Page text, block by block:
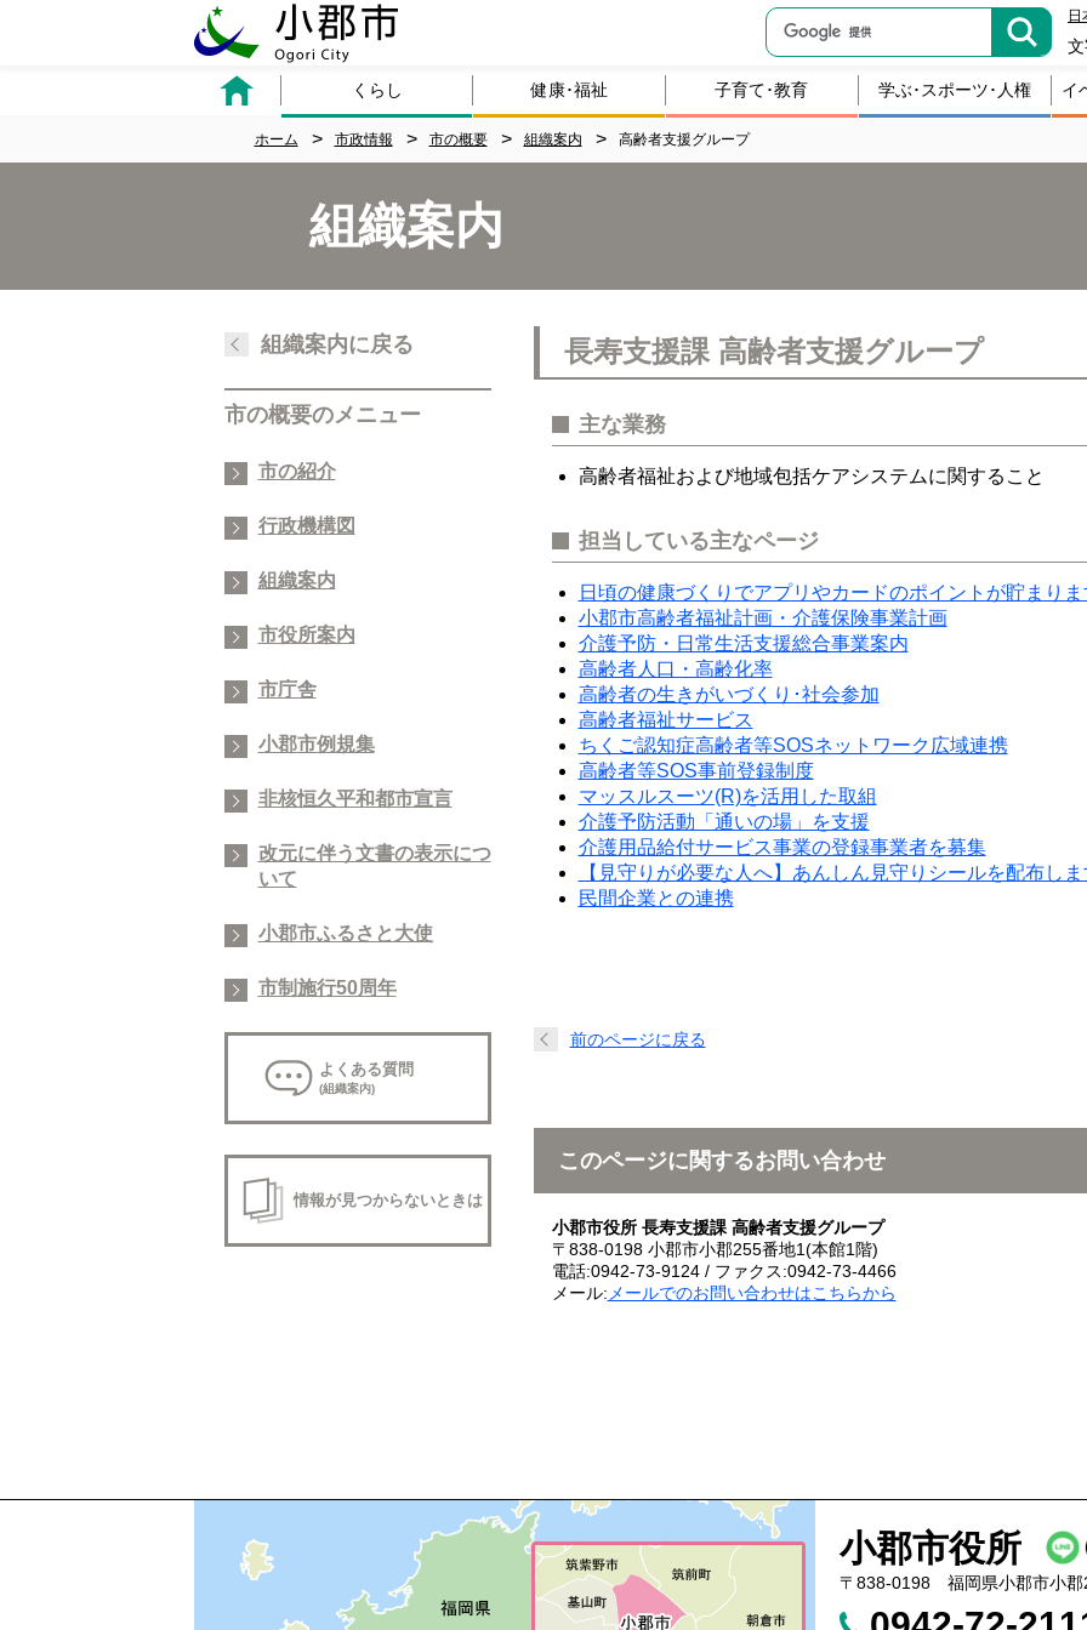
日
くらし 健康･福祉 子育て･教育 学ぶ･スポーツ･人権 イ
ホーム 市政情報 市の概要 組織案内 高齢者支援グループ
組織案内
長寿支援課 高齢者支援グループ
主な業務
高齢者福祉および地域包括ケアシステムに関すること
担当している主なページ
日頃の健康づくりでアプリやカードのポイントが貯まりま
小郡市高齢者福祉計画・介護保険事業計画
介護予防・日常生活支援総合事業案内
高齢者人口・高齢化率
高齢者の生きがいづくり･社会参加
高齢者福祉サービス
ちくご認知症高齢者等SOSネットワーク広域連携
高齢者等SOS事前登録制度
マッスルスーツ(R)を活用した取組
介護予防活動「通いの場」を支援
介護用品給付サービス事業の登録事業者を募集
【見守りが必要な人へ】あんしん見守りシールを配布しま
民間企業との連携
前のページに戻る
このページに関するお問い合わせ
小郡市役所 長寿支援課 高齢者支援グループ
〒838-0198 小郡市小郡255番地1(本館1階)
電話:0942-73-9124 / ファクス:0942-73-4466
メール: メールでのお問い合わせはこちらから
組織案内に戻る
市の概要のメニュー
市の紹介
行政機構図
組織案内
市役所案内
市庁舎
小郡市例規集
非核恒久平和都市宣言
改元に伴う文書の表示につ
いて
小郡市ふるさと大使
市制施行50周年
よくある質問
(組織案内)
情報が見つからないときは
小郡市役所
〒838-0198 福岡県小郡市小郡